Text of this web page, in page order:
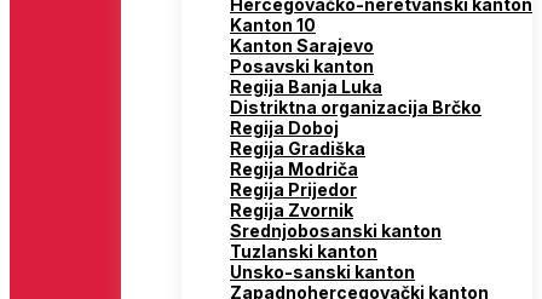
Hercegovačko-neretvanski kanton
Kanton 10
Kanton Sarajevo
Posavski kanton
Regija Banja Luka
Distriktna organizacija Brčko
Regija Doboj
Regija Gradiška
Regija Modriča
Regija Prijedor
Regija Zvornik
Srednjobosanski kanton
Tuzlanski kanton
Unsko-sanski kanton
Zapadnohercegovački kanton